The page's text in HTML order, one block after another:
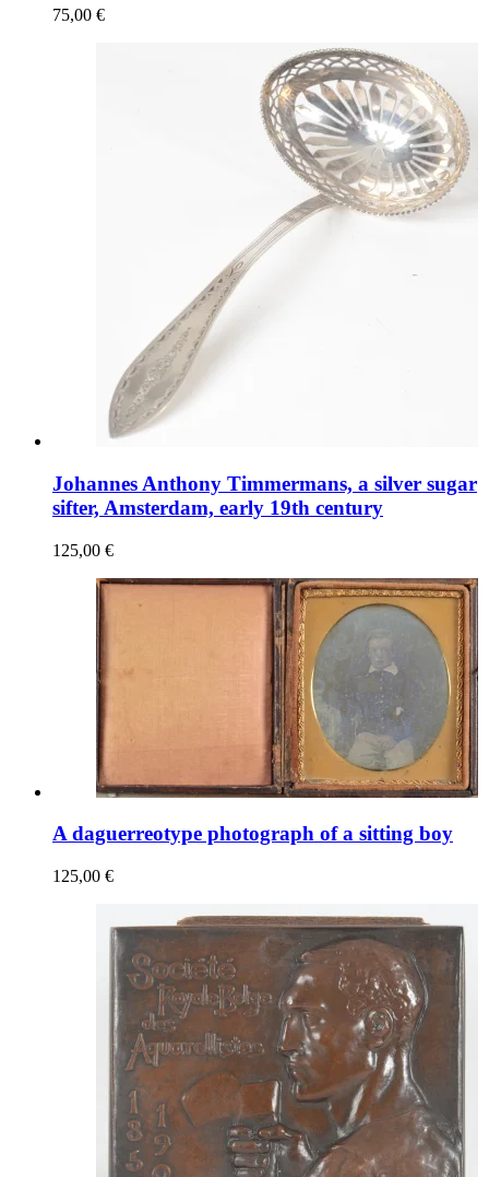
75,00 €
Johannes Anthony Timmermans, a silver sugar
sifter, Amsterdam, early 19th century
125,00 €
A daguerreotype photograph of a sitting boy
125,00 €